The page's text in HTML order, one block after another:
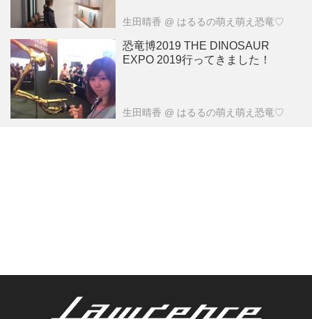
生田晴香 @ はるるの萌え萌え恐竜♡
恐竜博2019 THE DINOSAUR
EXPO 2019行ってきました！
生田晴香 @ はるるの萌え萌え恐竜♡